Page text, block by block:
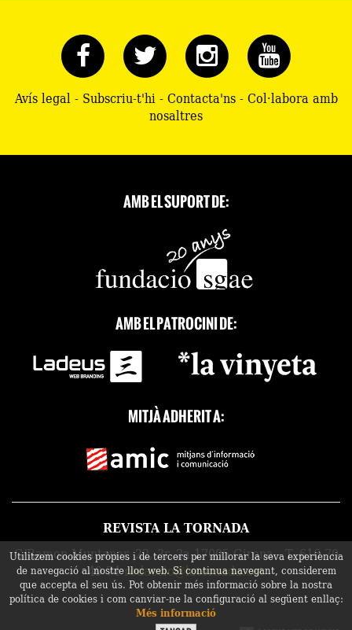
Utilitzem cookies pròpies i de tercers per millorar la seva experiència
de navegació al nostre lloc web. Si continua navegant, considerem
que accepta el seu ús. Pot obtenir més informació sobre la nostra
política de cookies i com canviar-ne la configuració al següent enllaç:
Més informació
Avís legal- Subscriu-t'hi-Contacta'ns-Col·labora amb
nosaltres
AMB EL SUPORT DE:
AMB EL PATROCINI DE:
MITJÀ ADHERIT A:
REVISTA LA TORNADA
C/Ramon Muntaner, 22, 3r, 2a 17005 Girona - T. 616 70
49 74redaccio@latornada.cat